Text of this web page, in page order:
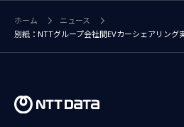
ホーム
ニュース
別紙：NTTグループ会社間EVカーシェアリング